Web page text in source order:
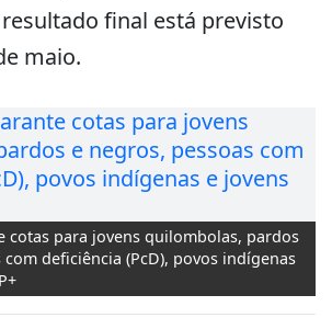
final está previsto
maio.
cotas para jovens quilombolas, pardos
deficiência (PcD), povos indígenas